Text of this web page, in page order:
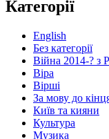
Категорії
English
Без категорії
Війна 2014-? з
Віра
Вірші
За мову до
Київ та кияни
Культура
Музика